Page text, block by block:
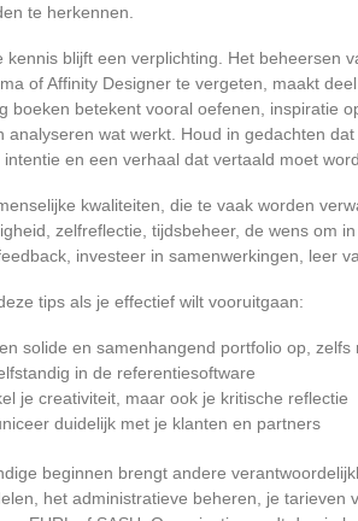
te herkennen.
kennis blijft een verplichting. Het beheersen
of Affinity Designer te vergeten, maakt
boeken betekent vooral oefenen, inspiratie
analyseren wat werkt. Houd in gedachten
en een verhaal dat vertaald moet
kwaliteiten, die te vaak worden
zelfreflectie, tijdsbeheer, de wens om
investeer in samenwerkingen, leer
tips als je effectief wilt vooruitgaan:
solide en samenhangend portfolio op,
in de referentiesoftware
je creativiteit, maar ook je kritische reflectie
duidelijk met je klanten en partners
beginnen brengt andere
het administratieve beheren, je tarieven